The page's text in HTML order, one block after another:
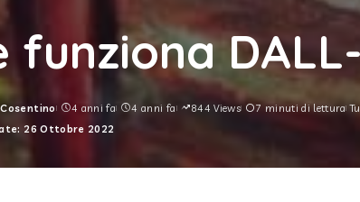
funziona
4 anni fa 4 anni fa 844 Views 7 minuti di lettura
26 Ottobre 2022